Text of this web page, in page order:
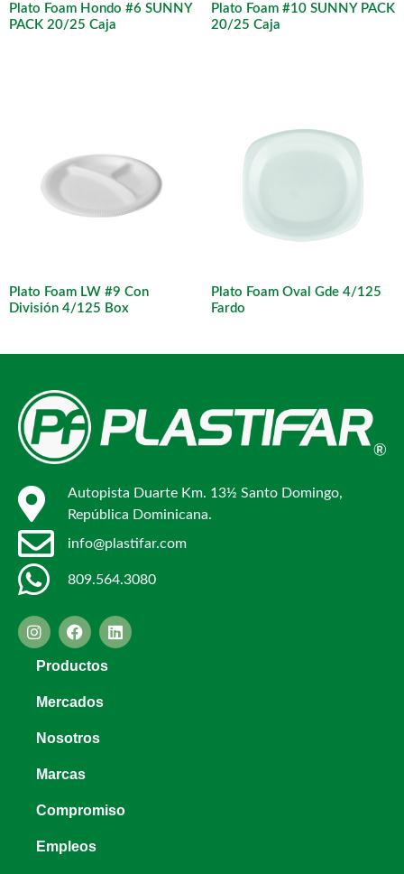
Plato Foam Hondo #6 SUNNY
PACK 20/25 Caja
Plato Foam #10 SUNNY PACK
20/25 Caja
Plato Foam LW #9 Con
División 4/125 Box
Plato Foam Oval Gde 4/125
Fardo
Autopista Duarte Km. 13½ Santo Domingo,
República Dominicana.
info@plastifar.com
809.564.3080
Productos
Mercados
Nosotros
Marcas
Compromiso
Empleos